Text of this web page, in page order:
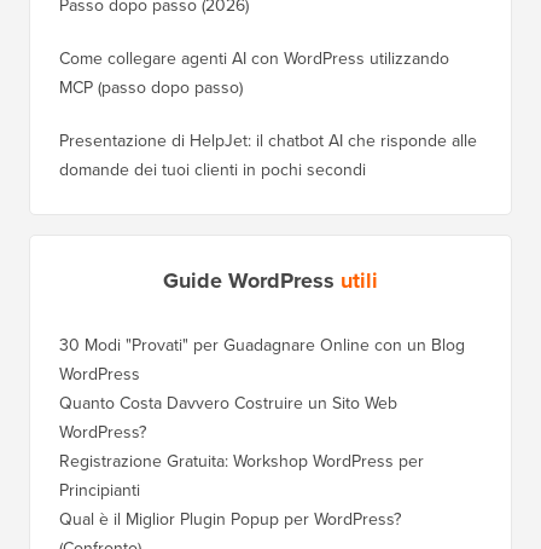
Come collegare agenti AI con WordPress utilizzando
MCP (passo dopo passo)
Presentazione di HelpJet: il chatbot AI che risponde alle
domande dei tuoi clienti in pochi secondi
Guide WordPress utili
30 Modi "Provati" per Guadagnare Online con un Blog
WordPress
Quanto Costa Davvero Costruire un Sito Web
WordPress?
Registrazione Gratuita: Workshop WordPress per
Principianti
Qual è il Miglior Plugin Popup per WordPress?